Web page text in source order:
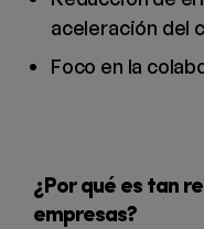
aceleración del
Foco en la
¿Por qué es tan
empresas?